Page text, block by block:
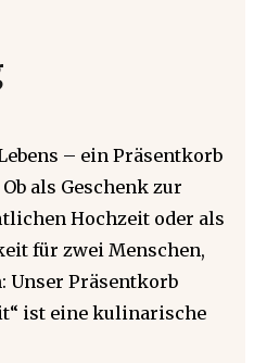
– ein Präsentkorb
als Geschenk zur
Hochzeit oder als
für zwei Menschen,
Unser Präsentkorb
ist eine kulinarische